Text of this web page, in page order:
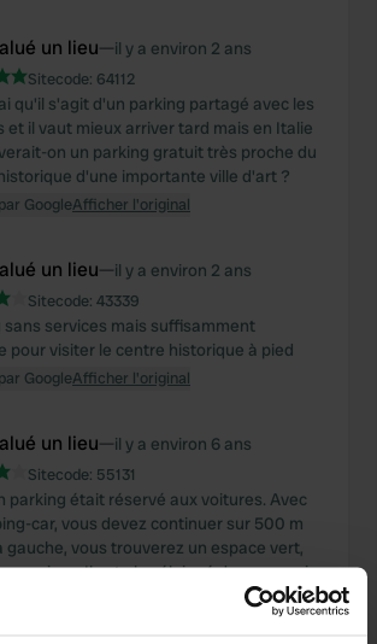
un lieu—il y a environ 2 ans
Sitecode: 64112
qu'il s'agit d'un parking partagé avec les
et il vaut mieux arriver tard mais en Italie
on un parking gratuit très proche du
d'une importante ville d'art ?
GoogleAfficher l'original
un lieu—il y a environ 2 ans
Sitecode: 43339
sans services mais suffisamment
pour visiter le centre historique à pied
GoogleAfficher l'original
un lieu—il y a environ 6 ans
Sitecode: 55131
parking était réservé aux voitures. Avec
car, vous devez continuer sur 500 m
gauche, vous trouverez un espace vert,
services. Il est plus éloigné du pays mais
Le matin, le préposé passe pour